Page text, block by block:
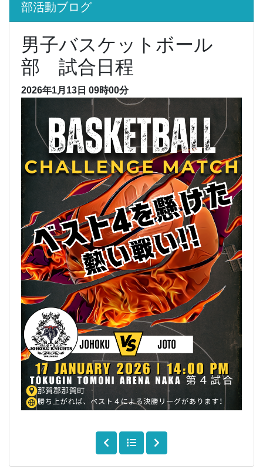
部活動ブログ
男子バスケットボール
部 試合日程
2026年1月13日 09時00分